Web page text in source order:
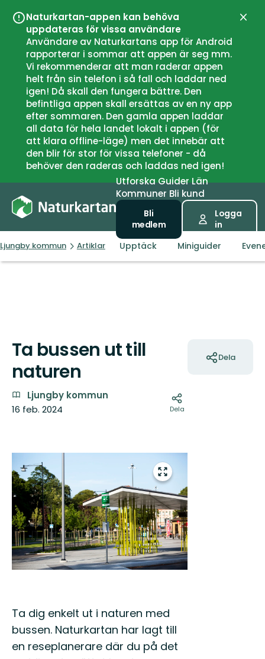
Naturkartan-appen kan behöva
uppdateras för vissa användare
Användare av Naturkartans app för Android
rapporterar i sommar att appen är seg mm.
Vi rekommenderar att man raderar appen
helt från sin telefon i så fall och laddar ned
igen! Då skall den fungera bättre. Den
befintliga appen skall ersättas av en ny app
efter sommaren. Den gamla appen laddar
all data för hela landet lokalt i appen (för
att klara offline-läge) men det innebär att
den blir för stor för vissa telefoner - då
behöver den raderas och laddas ned igen!
UtforskaGuiderLän
Kommuner Bli kund
Bli
medlem
Logga
in
Ljungby kommun Artiklar Ta bussen ut till naturen
Upptäck Miniguider
Ta bussen ut till
naturen
Ljungby kommun
16 feb. 2024
Dela
Gå
till
helskärmsläge
Ta dig enkelt ut i naturen med
bussen. Naturkartan har lagt till
en reseplanerare där du på det
Dela